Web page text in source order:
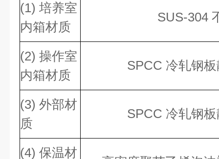
(1) 培养室
内箱材质
SUS-304
(2) 操作室
内箱材质
SPCC 冷轧钢
(3) 外部材
质
SPCC 冷轧钢
(4) 保温材